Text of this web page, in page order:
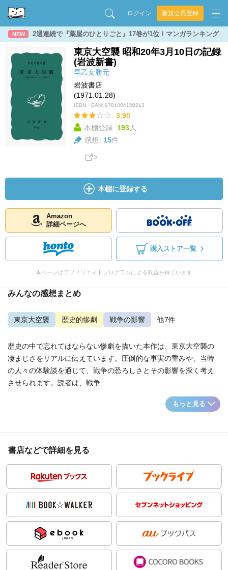
ログイン 新規会員登録
NEW 2週連続で『薬屋のひとりごと』17巻が1位！マンガランキング
東京大空襲 昭和20年3月10日の記録
(岩波新書)
早乙女勝元
岩波書店
(1971.01.28)
ISBN・EAN: 9784004150213
3.90
本棚登録: 193人
感想: 15件
本棚に登録する
Amazon
詳細ページへ
購入ストア一覧
本ページはアフィリエイトプログラムによる収益を得ています
みんなの感想まとめ
東京大空襲 歴史的惨劇 戦争の影響 ...他7件
歴史の中で忘れてはならない惨劇を描いた本作は、東京大空襲の
凄まじさをリアルに伝えています。圧倒的な事実の重みや、当時
の人々の体験談を通じて、戦争の恐ろしさとその影響を深く考え
させられます。読者は、戦争...
もっと見る
書店などで詳細を見る